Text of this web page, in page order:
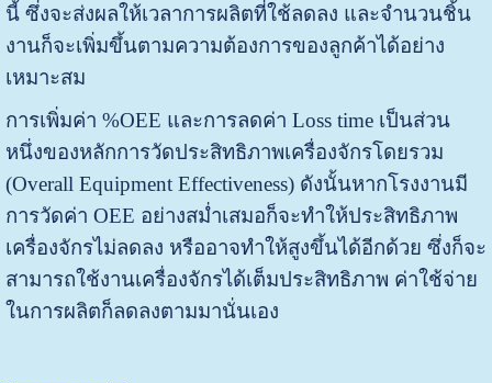
นี้ ซึ่งจะส่งผลให้เวลาการผลิตที่ใช้ลดลง และจำนวนชิ้น
งานก็จะเพิ่มขึ้นตามความต้องการของลูกค้าได้อย่าง
เหมาะสม
การเพิ่มค่า %OEE และการลดค่า Loss time เป็นส่วน
หนึ่งของหลักการวัดประสิทธิภาพเครื่องจักรโดยรวม
(Overall Equipment Effectiveness) ดังนั้นหากโรงงานมี
การวัดค่า OEE อย่างสม่ำเสมอก็จะทำให้ประสิทธิภาพ
เครื่องจักรไม่ลดลง หรืออาจทำให้สูงขึ้นได้อีกด้วย ซึ่งก็จะ
สามารถใช้งานเครื่องจักรได้เต็มประสิทธิภาพ ค่าใช้จ่าย
ในการผลิตก็ลดลงตามมานั่นเอง